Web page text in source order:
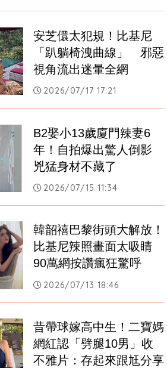
安芝儇太犯規！比基尼
「趴躺椅洩曲線」　邪惡
視角流出迷暈全網
2026/07/17 17:21
B2娶小13歲廈門辣妻6
年！自拍爆出驚人倒影
兇猛身材不藏了
2026/07/15 11:34
韓韶禧巴黎街頭大解放！
比基尼辣照畫面太吸睛
90萬網按讚瘋狂驚呼
2026/07/13 18:46
昔帶球嫁高中生！二寶媽
網紅認「劈腿10男」收
不雅片：存起來跟尪分享